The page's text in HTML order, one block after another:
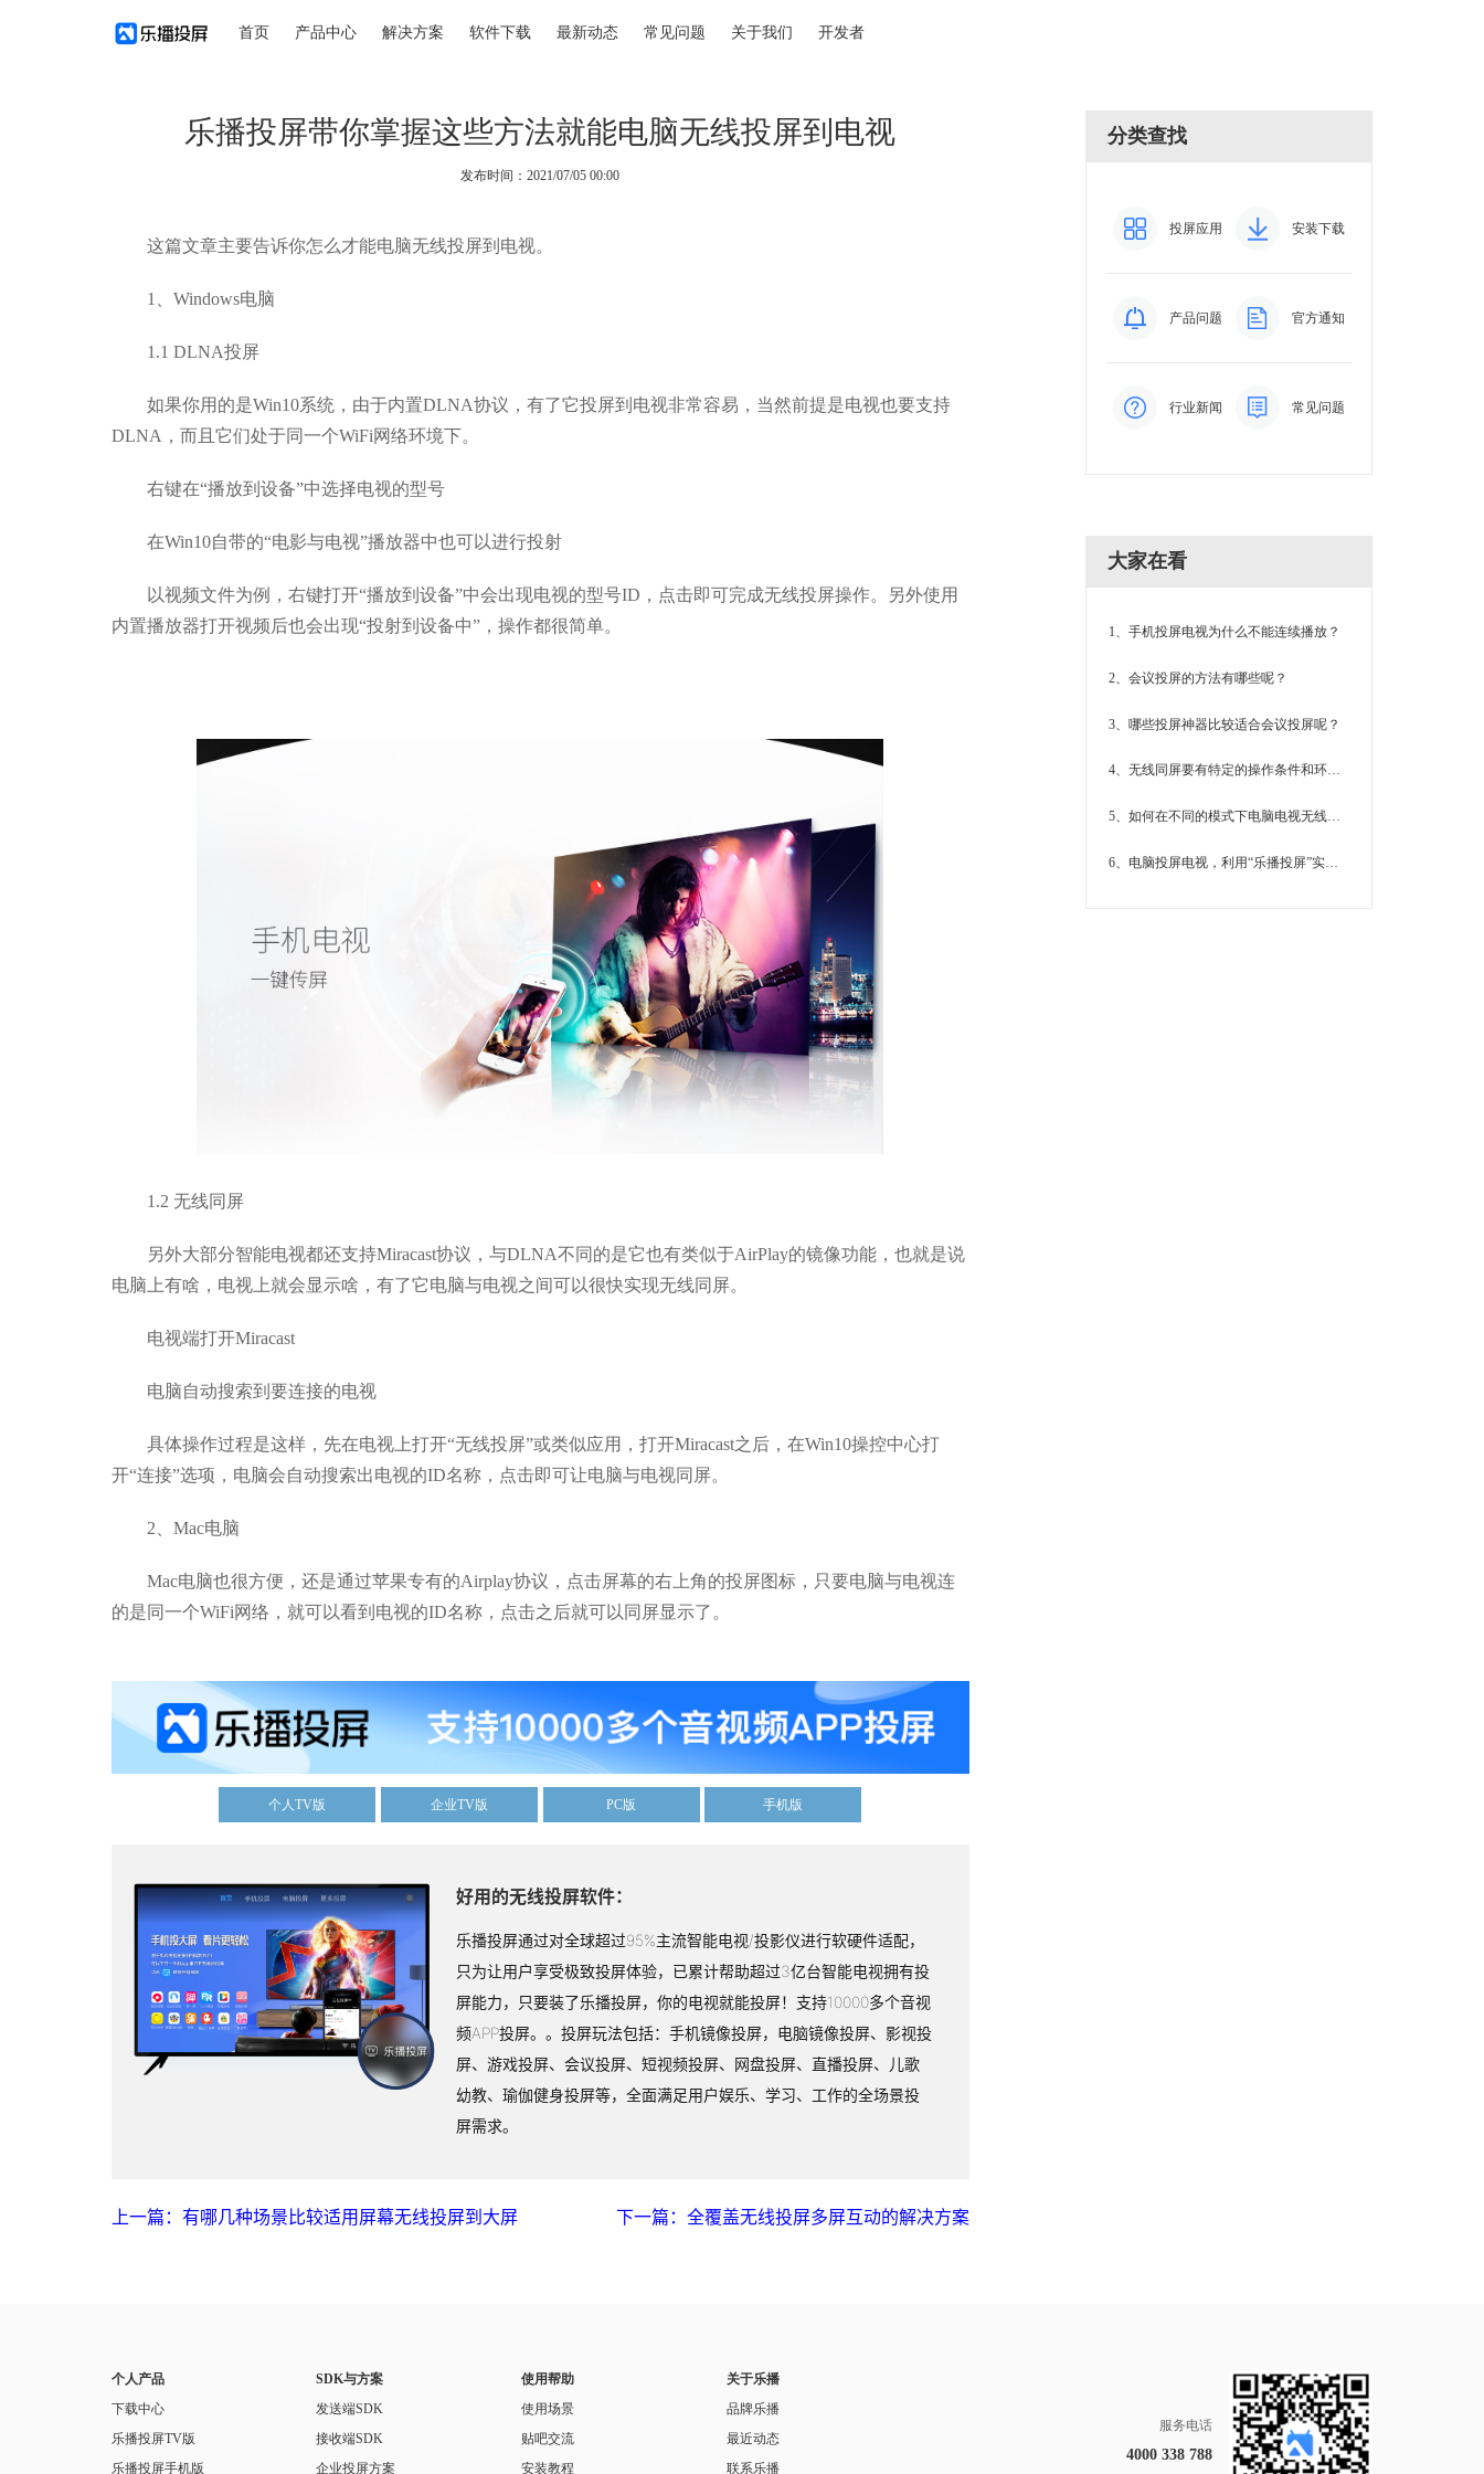
首页 产品中心 解决方案 软件下载 最新动态 常见问题 关于我们 开发者
乐播投屏带你掌握这些方法就能电脑无线投屏到电视
发布时间：2021/07/05 00:00
这篇文章主要告诉你怎么才能电脑无线投屏到电视。
1、Windows电脑
1.1 DLNA投屏
如果你用的是Win10系统，由于内置DLNA协议，有了它投屏到电视非常容易，当然前提是电视也要支持
DLNA，而且它们处于同一个WiFi网络环境下。
右键在“播放到设备”中选择电视的型号
在Win10自带的“电影与电视”播放器中也可以进行投射
以视频文件为例，右键打开“播放到设备”中会出现电视的型号ID，点击即可完成无线投屏操作。另外使用
内置播放器打开视频后也会出现“投射到设备中”，操作都很简单。
1.2 无线同屏
另外大部分智能电视都还支持Miracast协议，与DLNA不同的是它也有类似于AirPlay的镜像功能，也就是说
电脑上有啥，电视上就会显示啥，有了它电脑与电视之间可以很快实现无线同屏。
电视端打开Miracast
电脑自动搜索到要连接的电视
具体操作过程是这样，先在电视上打开“无线投屏”或类似应用，打开Miracast之后，在Win10操控中心打
开“连接”选项，电脑会自动搜索出电视的ID名称，点击即可让电脑与电视同屏。
2、Mac电脑
Mac电脑也很方便，还是通过苹果专有的Airplay协议，点击屏幕的右上角的投屏图标，只要电脑与电视连
的是同一个WiFi网络，就可以看到电视的ID名称，点击之后就可以同屏显示了。
个人TV版 企业TV版 PC版 手机版
好用的无线投屏软件：
乐播投屏通过对全球超过95%主流智能电视/投影仪进行软硬件适配，
只为让用户享受极致投屏体验，已累计帮助超过3亿台智能电视拥有投
屏能力，只要装了乐播投屏，你的电视就能投屏！支持10000多个音视
频APP投屏。。投屏玩法包括：手机镜像投屏，电脑镜像投屏、影视投
屏、游戏投屏、会议投屏、短视频投屏、网盘投屏、直播投屏、儿歌
幼教、瑜伽健身投屏等，全面满足用户娱乐、学习、工作的全场景投
屏需求。
上一篇：有哪几种场景比较适用屏幕无线投屏到大屏 下一篇：全覆盖无线投屏多屏互动的解决方案
分类查找
投屏应用 安装下载
产品问题 官方通知
行业新闻 常见问题
大家在看
1、手机投屏电视为什么不能连续播放？
2、会议投屏的方法有哪些呢？
3、哪些投屏神器比较适合会议投屏呢？
4、无线同屏要有特定的操作条件和环境吗？
5、如何在不同的模式下电脑电视无线同屏？
6、电脑投屏电视，利用“乐播投屏”实现高清大屏幕观影
个人产品
下载中心
乐播投屏TV版
乐播投屏手机版
SDK与方案
发送端SDK
接收端SDK
企业投屏方案
使用帮助
使用场景
贴吧交流
安装教程
关于乐播
品牌乐播
最近动态
联系乐播
服务电话
4000 338 788